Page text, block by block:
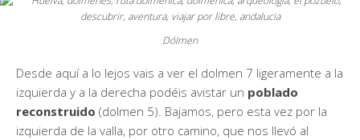
Dólmen
Desde aquí a lo lejos vais a ver el dolmen 7 ligeramente a la
izquierda y a la derecha podéis avistar un poblado
reconstruido (dolmen 5). Bajamos, pero esta vez por la
izquierda de la valla, por otro camino, que nos llevó al